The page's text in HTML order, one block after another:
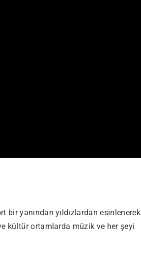
bir yanından yıldızlardan esinlenerek
kültür ortamlarda müzik ve her şeyi